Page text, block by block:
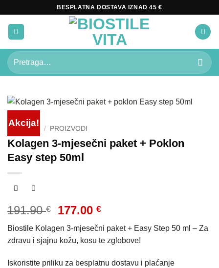
content
BESPLATNA DOSTAVA IZNAD 45 €
Pretraži:
Akcija!
POČETNA / PROIZVODI
Kolagen 3-mjesečni paket + Poklon
Easy step 50ml
191.90€
Izvorna
cijena
bila
je:
191.90 €.
177.00€Trenutna
cijena
je:
177.00 €.
Biostile Kolagen 3-mjesečni paket + Easy Step 50 ml – Za
zdravu i sjajnu kožu, kosu te zglobove!
Iskoristite priliku za besplatnu dostavu i plaćanje